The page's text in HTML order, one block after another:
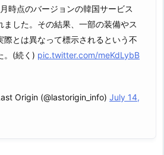
時点のバージョンの韓国サービス
ました。その結果、一部の装備やス
際とは異なって標示されるという不
。(続く) pic.twitter.com/meKdLybB
Origin (@lastorigin_info) July 14,